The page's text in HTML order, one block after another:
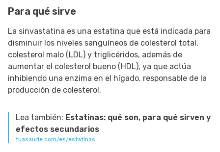
Para qué sirve
La sinvastatina es una estatina que está indicada para
disminuir los niveles sanguíneos de colesterol total,
colesterol malo (LDL) y triglicéridos, además de
aumentar el colesterol bueno (HDL), ya que actúa
inhibiendo una enzima en el hígado, responsable de la
producción de colesterol.
Lea también: Estatinas: qué son, para qué sirven y
efectos secundarios
tuasaude.com/es/estatinas